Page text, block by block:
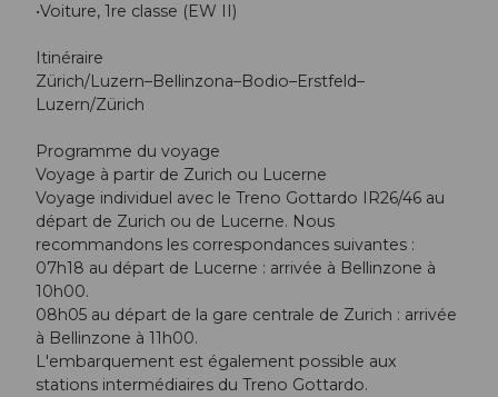
•Voiture, 1re classe (EW II)
Itinéraire
Zürich/Luzern–Bellinzona–Bodio–Erstfeld–
Luzern/Zürich
Programme du voyage
Voyage à partir de Zurich ou Lucerne
Voyage individuel avec le Treno Gottardo IR26/46 au
départ de Zurich ou de Lucerne. Nous
recommandons les correspondances suivantes :
07h18 au départ de Lucerne : arrivée à Bellinzone à
10h00.
08h05 au départ de la gare centrale de Zurich : arrivée
à Bellinzone à 11h00.
L'embarquement est également possible aux
stations intermédiaires du Treno Gottardo.